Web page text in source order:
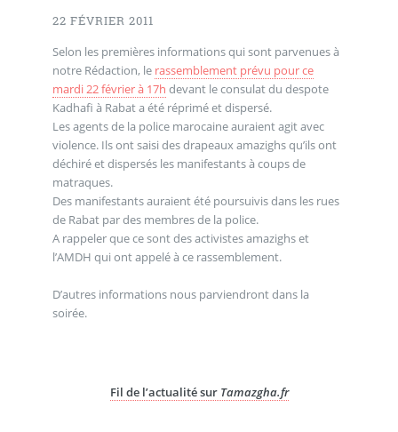
22 FÉVRIER 2011
Selon les premières informations qui sont parvenues à
notre Rédaction, le rassemblement prévu pour ce
mardi 22 février à 17h devant le consulat du despote
Kadhafi à Rabat a été réprimé et dispersé.
Les agents de la police marocaine auraient agit avec
violence. Ils ont saisi des drapeaux amazighs qu’ils ont
déchiré et dispersés les manifestants à coups de
matraques.
Des manifestants auraient été poursuivis dans les rues
de Rabat par des membres de la police.
A rappeler que ce sont des activistes amazighs et
l’AMDH qui ont appelé à ce rassemblement.
D’autres informations nous parviendront dans la
soirée.
Fil de l’actualité sur Tamazgha.fr